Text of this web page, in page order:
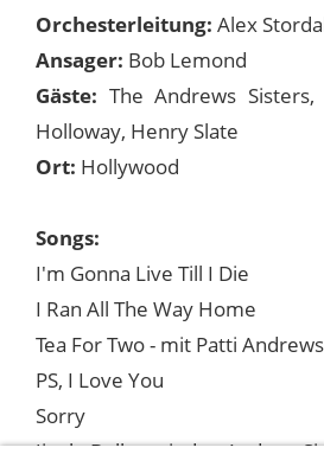
Orchesterleitung: Alex
Ansager: Bob Lemond
Gäste: The Andrews
Holloway, Henry Slate
Ort: Hollywood
Songs:
I'm Gonna Live Till I Die
I Ran All The Way Home
Tea For Two - mit Patti Andrews
PS, I Love You
Sorry
Jingle Bells - mit den Andrew